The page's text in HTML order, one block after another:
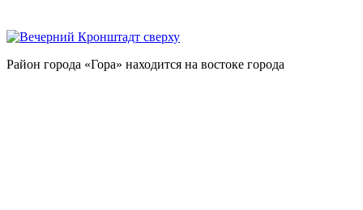
Район города «Гора» находится на востоке города